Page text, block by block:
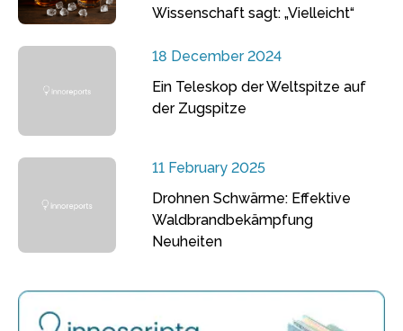
Wissenschaft sagt: „Vielleicht“
18 December 2024
Ein Teleskop der Weltspitze auf
der Zugspitze
11 February 2025
Drohnen Schwärme: Effektive
Waldbrandbekämpfung
Neuheiten